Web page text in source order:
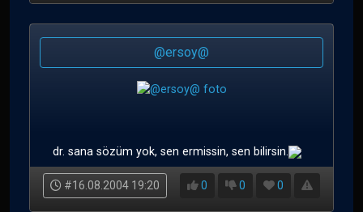
@ersoy@
dr. sana sözüm yok, sen ermissin, sen bilirsin.
#16.08.2004 19:20 0 0 0